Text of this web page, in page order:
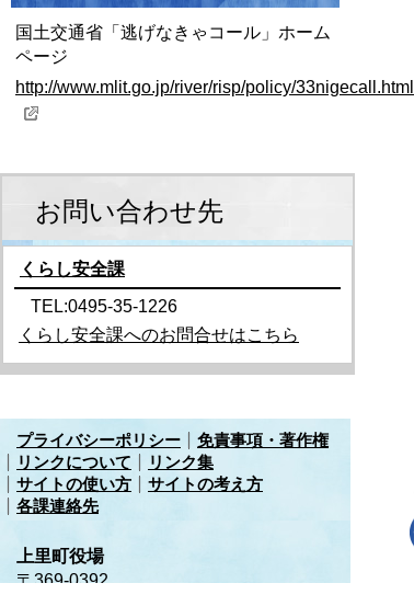
国土交通省「逃げなきゃコール」ホーム
ページ
http://www.mlit.go.jp/river/risp/policy/33nigecall.html
お問い合わせ先
くらし安全課
TEL:0495-35-1226
くらし安全課へのお問合せはこちら
プライバシーポリシー
免責事項・著作権
リンクについて
リンク集
サイトの使い方
サイトの考え方
各課連絡先
上里町役場
〒369-0392